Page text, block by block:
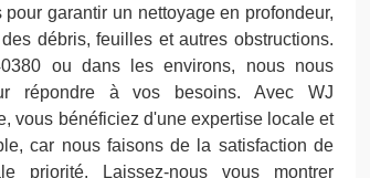
garantir un nettoyage en profondeur,
débris, feuilles et autres obstructions.
ou dans les environs, nous nous
répondre à vos besoins. Avec WJ
vous bénéficiez d'une expertise locale et
car nous faisons de la satisfaction de
priorité. Laissez-nous vous montrer